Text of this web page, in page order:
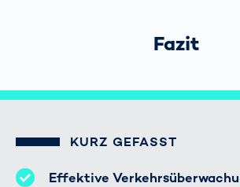
Fazit
KURZ GEFASST
Effektive